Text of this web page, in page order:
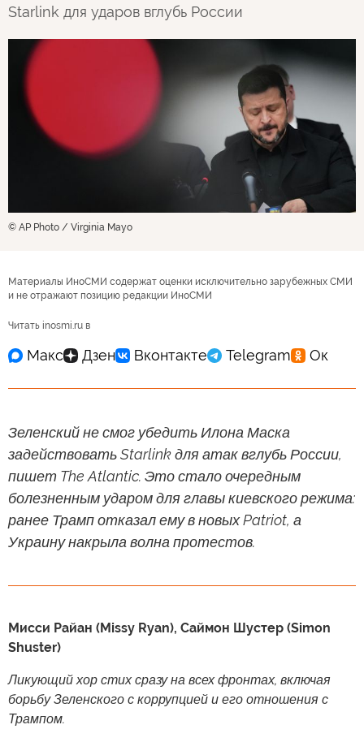
Starlink для ударов вглубь России
© AP Photo / Virginia Mayo
Материалы ИноСМИ содержат оценки исключительно зарубежных СМИ
и не отражают позицию редакции ИноСМИ
Читать inosmi.ru в
Зеленский не смог убедить Илона Маска
задействовать Starlink для атак вглубь России,
пишет The Atlantic. Это стало очередным
болезненным ударом для главы киевского режима:
ранее Трамп отказал ему в новых Patriot, а
Украину накрыла волна протестов.
Мисси Райан (Missy Ryan), Саймон Шустер (Simon
Shuster)
Ликующий хор стих сразу на всех фронтах, включая
борьбу Зеленского с коррупцией и его отношения с
Трампом.